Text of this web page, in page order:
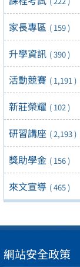
家長專區 ( 159 )
升學資訊 ( 390 )
活動競賽 ( 1,191 )
新莊榮耀 ( 102 )
研習講座 ( 2,193 )
獎助學金 ( 156 )
來文宣導 ( 465 )
網站安全政策